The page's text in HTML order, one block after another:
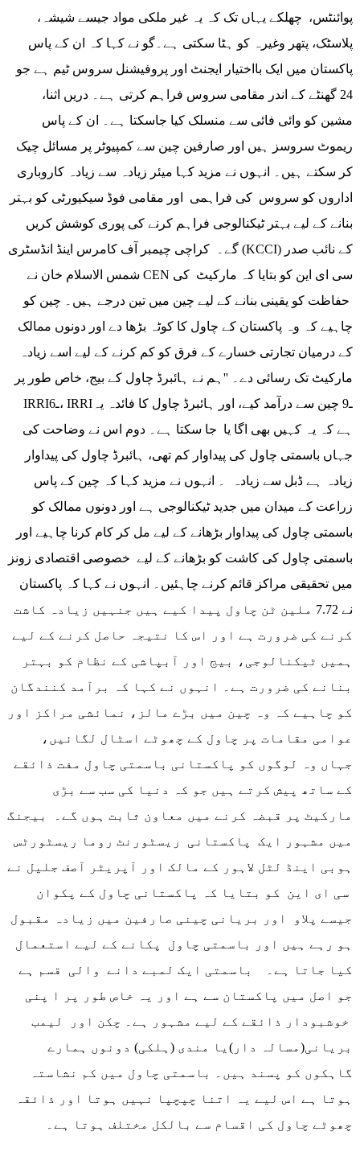
پوائنٹس، چھلکے یہاں تک کہ یہ غیر ملکی مواد جیسے شیشہ،
پلاسٹک، پتھر وغیرہ کو ہٹا سکتی ہے۔گو نے کہا کہ ان کے پاس
پاکستان میں ایک بااختیار ایجنٹ اور پروفیشنل سروس ٹیم ہے جو
24 گھنٹے کے اندر مقامی سروس فراہم کرتی ہے۔ دریں اثنا،
مشین کو وائی فائی سے منسلک کیا جاسکتا ہے۔ ان کے پاس
ریموٹ سروسز ہیں اور صارفین چین سے کمپیوٹر پر مسائل چیک
کر سکتے ہیں۔ انہوں نے مزید کہا میئر زیادہ سے زیادہ کاروباری
اداروں کو سروس کی فراہمی اور مقامی فوڈ سیکیورٹی کو بہتر
بنانے کے لیے بہتر ٹیکنالوجی فراہم کرنے کی پوری کوشش کریں
گے۔ کراچی چیمبر آف کامرس اینڈ انڈسٹری (KCCI) کے نائب صدر
شمس الاسلام خان نے CEN سی ای این کو بتایا کہ مارکیٹ کی
حفاظت کو یقینی بنانے کے لیے چین میں تین درجے ہیں۔ چین کو
چاہیے کہ وہ پاکستان کے چاول کا کوٹہ بڑھا دے اور دونوں ممالک
کے درمیان تجارتی خسارے کے فرق کو کم کرنے کے لیے اسے زیادہ
مارکیٹ تک رسائی دے۔ ''ہم نے ہائبرڈ چاول کے بیج، خاص طور پر
IRRIـ6، IRRIـ9 چین سے درآمد کیے، اور ہائبرڈ چاول کا فائدہ یہ
ہے کہ یہ کہیں بھی اگا یا جا سکتا ہے۔ دوم اس نے وضاحت کی
جہاں باسمتی چاول کی پیداوار کم تھی، ہائبرڈ چاول کی پیداوار
زیادہ ہے ڈبل سے زیادہ ۔ انہوں نے مزید کہا کہ چین کے پاس
زراعت کے میدان میں جدید ٹیکنالوجی ہے اور دونوں ممالک کو
باسمتی چاول کی پیداوار بڑھانے کے لیے مل کر کام کرنا چاہیے اور
باسمتی چاول کی کاشت کو بڑھانے کے لیے خصوصی اقتصادی زونز
میں تحقیقی مراکز قائم کرنے چاہئیں۔ انہوں نے کہا کہ پاکستان
نے 7.72 ملین ٹن چاول پیدا کیے ہیں جنہیں زیادہ کاشت
کرنے کی ضرورت ہے اور اس کا نتیجہ حاصل کرنے کے لیے
ہمیں ٹیکنالوجی، بیج اور آبپاشی کے نظام کو بہتر
بنانے کی ضرورت ہے۔ انہوں نے کہا کہ برآمد کنندگان
کو چاہیے کہ وہ چین میں بڑے مالز، نمائشی مراکز اور
عوامی مقامات پر چاول کے چھوٹے اسٹال لگائیں،
جہاں وہ لوگوں کو پاکستانی باسمتی چاول مفت ذائقے
کے ساتھ پیش کرتے ہیں جو کہ دنیا کی سب سے بڑی
مارکیٹ پر قبضہ کرنے میں معاون ثابت ہوں گے۔ بیجنگ
میں مشہور ایک پاکستانی ریسٹورنٹ روما ریسٹورٹس
ہوبی اینڈ لٹل لاہور کے مالک اور آپریٹر آصف جلیل نے
سی ای این کو بتایا کہ پاکستانی چاول کے پکوان
جیسے پلاو اور بریانی چینی صارفین میں زیادہ مقبول
ہو رہے ہیں اور باسمتی چاول پکانے کے لیے استعمال
کیا جاتا ہے۔ باسمتی ایک لمبے دانے والی قسم ہے
جو اصل میں پاکستان سے ہے اور یہ خاص طور پر ا پنی
خوشبودار ذائقے کے لیے مشہور ہے۔ چکن اور لیمب
بریانی(مسالہ دار)یا مندی (ہلکی) دونوں ہمارے
گاہکوں کو پسند ہیں۔ باسمتی چاول میں کم نشاستہ
ہوتا ہے اس لیے یہ اتنا چپچپا نہیں ہوتا اور ذائقہ
چھوٹے چاول کی اقسام سے بالکل مختلف ہوتا ہے۔